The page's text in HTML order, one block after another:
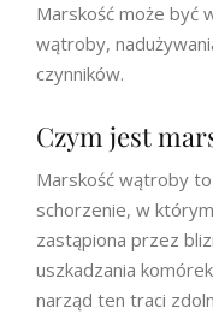
Marskość może być
wątroby,
czynników.
Czym jest
Marskość wątroby
schorzenie, w
zastąpiona przez
uszkadzania
narząd ten traci